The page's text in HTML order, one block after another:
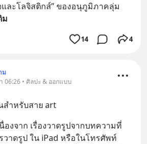
และโลจิสติกส์” ของอนุภูมิภาคลุ่ม
ม
14 4
ม
06:26 • ศิลปะ & ออกแบบ
ำหรับสาย art
งจาก เรื่องวาดรูปจากบทความที่
วาดรูป ใน iPad หรือในโทรศัพท์